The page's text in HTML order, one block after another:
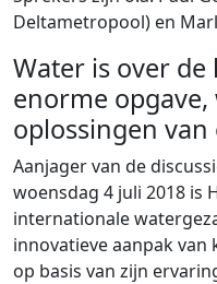
Deltametropool) en
Water is over de
enorme
oplossingen
Aanjager van de
woensdag 4 juli 2018 is
internationale
innovatieve aanpak
op basis van zijn